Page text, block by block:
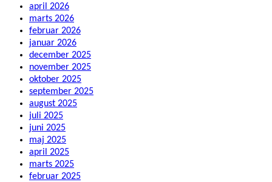
april 2026
marts 2026
februar 2026
januar 2026
december 2025
november 2025
oktober 2025
september 2025
august 2025
juli 2025
juni 2025
maj 2025
april 2025
marts 2025
februar 2025